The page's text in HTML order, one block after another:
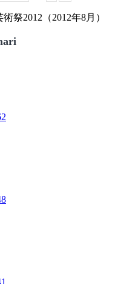
術祭2012（2012年8月）